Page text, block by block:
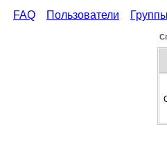
FAQ Пользователи